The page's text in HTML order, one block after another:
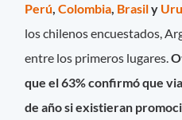
Perú,Colombia, Brasily
los chilenos encuestados,
entre los primeros lugares.
que el 63% confirmó que
de año si existieran